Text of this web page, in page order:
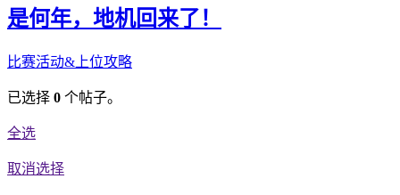
是何年，地机回来了！
比赛活动&上位攻略
已选择 0 个帖子。
全选
取消选择